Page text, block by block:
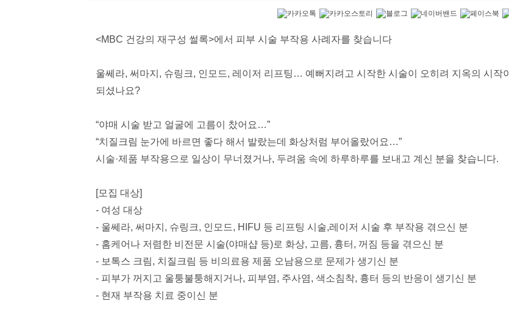
<MBC 건강의 재구성 썰록>에서 피부 시술 부작용 사례자를 찾습니다
울쎄라, 써마지, 슈링크, 인모드, 레이저 리프팅… 예뻐지려고 시작한 시술이 오히려 지옥의 시작이
되셨나요?
“야매 시술 받고 얼굴에 고름이 찼어요…”
“치질크림 눈가에 바르면 좋다 해서 발랐는데 화상처럼 부어올랐어요…”
시술·제품 부작용으로 일상이 무너졌거나, 두려움 속에 하루하루를 보내고 계신 분을 찾습니다.
[모집 대상]
- 여성 대상
- 울쎄라, 써마지, 슈링크, 인모드, HIFU 등 리프팅 시술,레이저 시술 후 부작용 겪으신 분
- 홈케어나 저렴한 비전문 시술(야매샵 등)로 화상, 고름, 흉터, 꺼짐 등을 겪으신 분
- 보톡스 크림, 치질크림 등 비의료용 제품 오남용으로 문제가 생기신 분
- 피부가 꺼지고 울퉁불퉁해지거나, 피부염, 주사염, 색소침착, 흉터 등의 반응이 생기신 분
- 현재 부작용 치료 중이신 분